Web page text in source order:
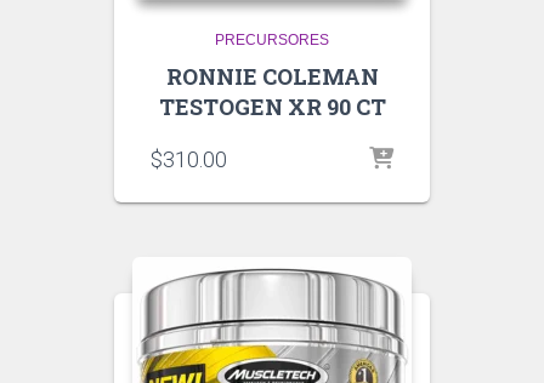
PRECURSORES
RONNIE COLEMAN
TESTOGEN XR 90 CT
$310.00